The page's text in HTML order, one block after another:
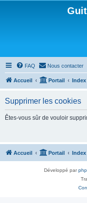
FAQ Nous contacter
Accueil Portail
Supprimer les cookies
Êtes-vous sûr de vouloir
Accueil Portail
Développé par